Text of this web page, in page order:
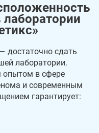
лаборатории
достаточно сдать
лаборатории.
опытом в сфере
и современным
гарантирует: